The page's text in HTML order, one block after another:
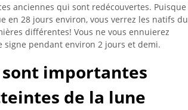
anciennes qui sont redécouvertes. Puisque
en 28 jours environ, vous verrez les natifs du
différentes! Vous ne vous ennuierez
signe pendant environ 2 jours et demi.
importantes
de la lune